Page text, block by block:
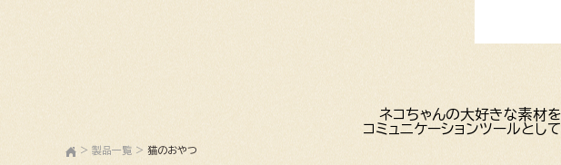
ネコちゃんの大好きな素材
コミュニケーションツールとし
> 製品一覧 > 猫のおやつ